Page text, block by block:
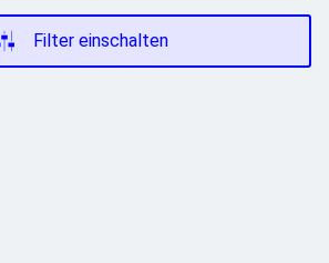
Filter einschalten